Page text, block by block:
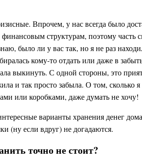
Впрочем, у нас всегда было
финансовым структурам, поэтому
было ли у вас так, но я не раз
кому-то отдать или даже в
выкинуть. С одной стороны, это
и так просто забыла. О том, сколько
или коробками, даже думать не хочу!
варианты хранения денег
(ну если вдруг) не догадаются.
точно не стоит?